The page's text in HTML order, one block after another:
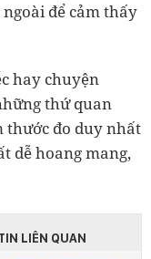
để cảm thấy
hay chuyện
thứ quan
thước đo duy nhất
dễ hoang mang,
LIÊN QUAN